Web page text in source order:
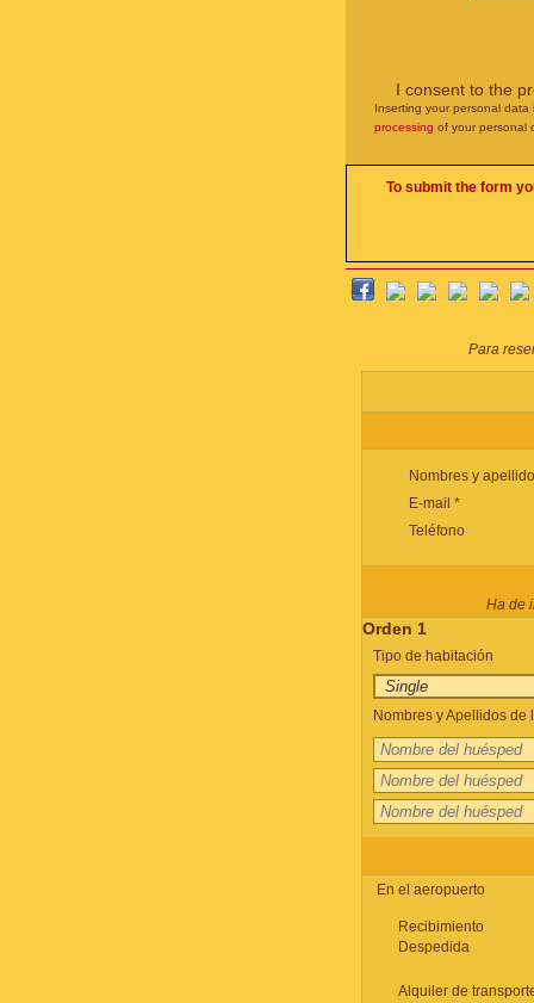
I consent to the
Inserting your personal
processing of your personal
To submit the form
Para
Nombres y
E-mail *
Teléfono
Ha de
Orden 1
Tipo de habitación
Nombres y Apellidos
En el aeropuerto
Recibimiento
Despedida
Alquiler de